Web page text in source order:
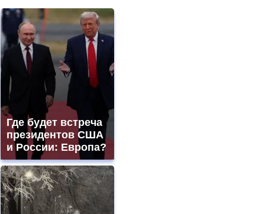
Где будет встреча
президентов США
и России: Европа?